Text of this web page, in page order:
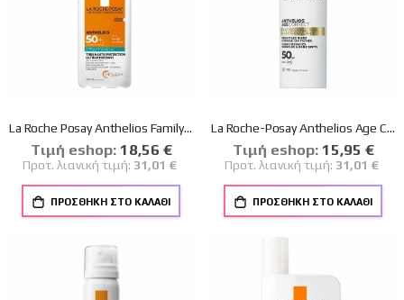
La Roche Posay Anthelios Family Αδιάβροχη Αντηλιακή Λοσιόν Σώματος SPF50 σε Spray 300ml
Tιμή eshop: Ειδική
Τιμή
18,56 €
Προτ. λιανική τιμή: 31,01 €
ΠΡΟΣΘΉΚΗ ΣΤΟ ΚΑΛΆΘΙ
La Roche-Posay Αnthelios Age Correct spf50 Αντηλιακή Κρέμα ενάντια της Φωτογήρανσης 50ml
Tιμή eshop: Ειδική
Τιμή
15,95 €
Προτ. λιανική τιμή: 31,01 €
ΠΡΟΣΘΉΚΗ ΣΤΟ ΚΑΛΆΘΙ